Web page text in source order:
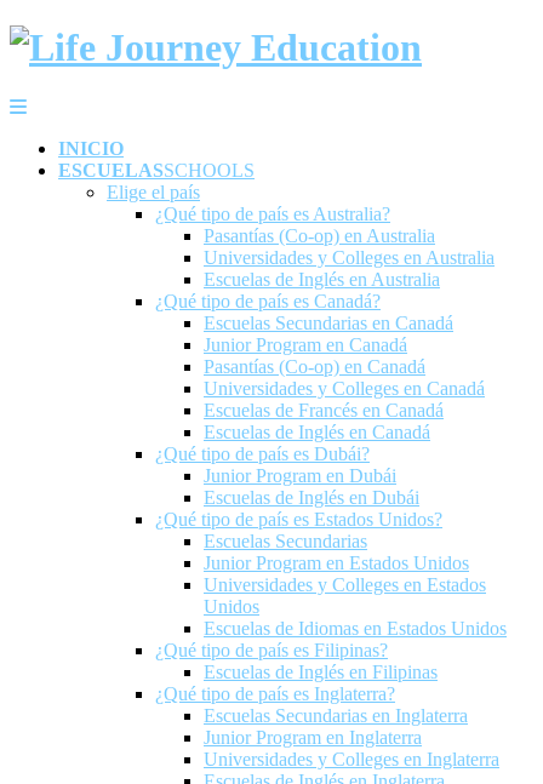
INICIO
ESCUELASSCHOOLS
Elige el país
¿Qué tipo de país es Australia?
Pasantías (Co-op) en Australia
Universidades y Colleges en Australia
Escuelas de Inglés en Australia
¿Qué tipo de país es Canadá?
Escuelas Secundarias en Canadá
Junior Program en Canadá
Pasantías (Co-op) en Canadá
Universidades y Colleges en Canadá
Escuelas de Francés en Canadá
Escuelas de Inglés en Canadá
¿Qué tipo de país es Dubái?
Junior Program en Dubái
Escuelas de Inglés en Dubái
¿Qué tipo de país es Estados Unidos?
Escuelas Secundarias
Junior Program en Estados Unidos
Universidades y Colleges en Estados
Unidos
Escuelas de Idiomas en Estados Unidos
¿Qué tipo de país es Filipinas?
Escuelas de Inglés en Filipinas
¿Qué tipo de país es Inglaterra?
Escuelas Secundarias en Inglaterra
Junior Program en Inglaterra
Universidades y Colleges en Inglaterra